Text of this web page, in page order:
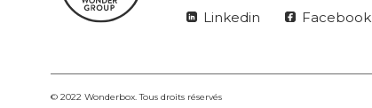
Linkedin Facebook
© 2022 Wonderbox. Tous droits réservés